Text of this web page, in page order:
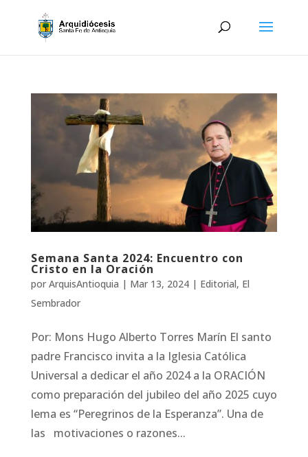
Semana Santa 2024: Encuentro con
Cristo en la Oración
por ArquisAntioquia | Mar 13, 2024| Editorial, El
Sembrador
Por: Mons Hugo Alberto Torres Marín El santo
padre Francisco invita a la Iglesia Católica
Universal a dedicar el año 2024 a la ORACIÓN
como preparación del jubileo del año 2025 cuyo
lema es “Peregrinos de la Esperanza”. Una de
las motivaciones o razones...